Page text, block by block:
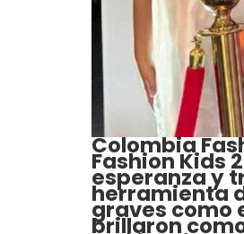
Colombia
Fashion Kids
esperanza y
herramienta
graves como
brillaron